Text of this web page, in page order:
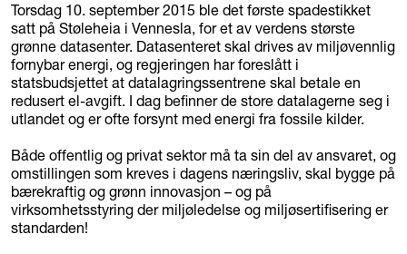
Torsdag 10. september 2015 ble det første spadestikket
satt på Støleheia i Vennesla, for et av verdens største
grønne datasenter. Datasenteret skal drives av miljøvennlig
fornybar energi, og regjeringen har foreslått i
statsbudsjettet at datalagringssentrene skal betale en
redusert el-avgift. I dag befinner de store datalagerne seg i
utlandet og er ofte forsynt med energi fra fossile kilder.
Både offentlig og privat sektor må ta sin del av ansvaret, og
omstillingen som kreves i dagens næringsliv, skal bygge på
bærekraftig og grønn innovasjon – og på
virksomhetsstyring der miljøledelse og miljøsertifisering er
standarden!